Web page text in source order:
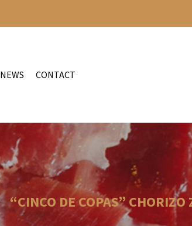
NEWS CONTACT
“CINCO DE COPAS” CHORIZO